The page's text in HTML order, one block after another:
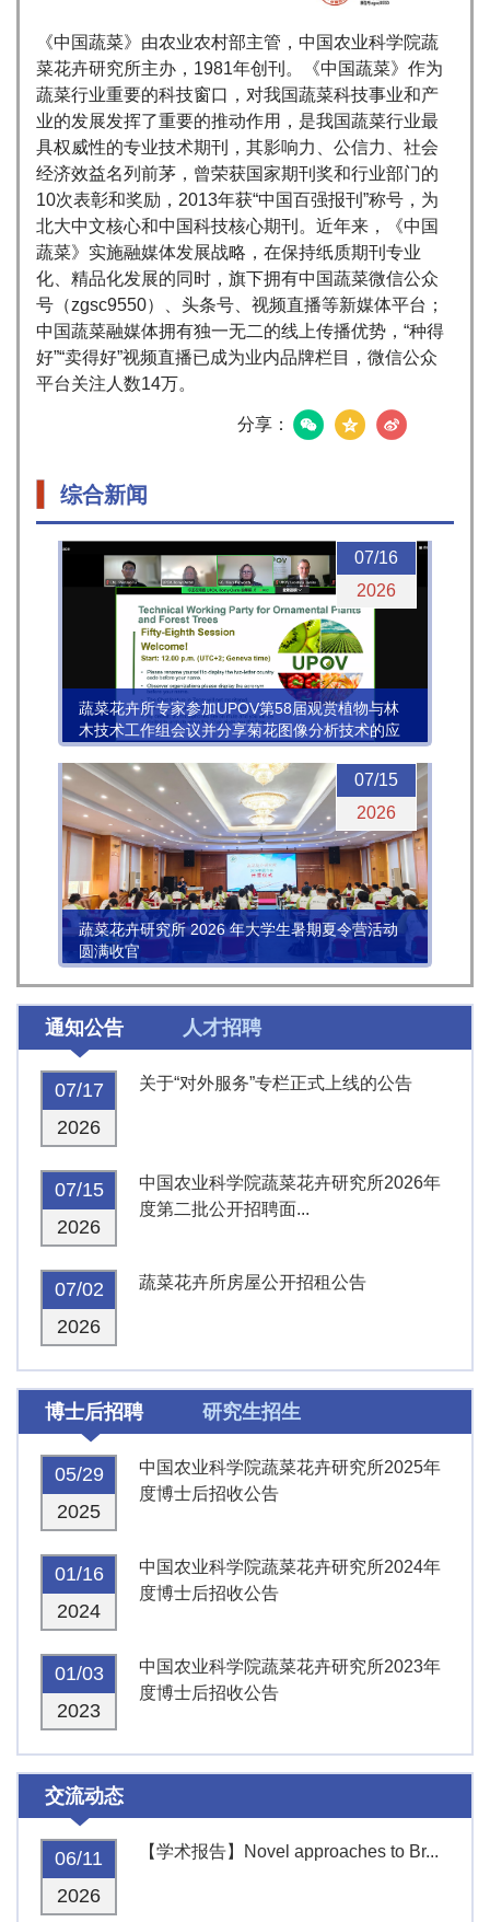
《中国蔬菜》由农业农村部主管，中国农业科学院蔬
菜花卉研究所主办，1981年创刊。《中国蔬菜》作为
蔬菜行业重要的科技窗口，对我国蔬菜科技事业和产
业的发展发挥了重要的推动作用，是我国蔬菜行业最
具权威性的专业技术期刊，其影响力、公信力、社会
经济效益名列前茅，曾荣获国家期刊奖和行业部门的
10次表彰和奖励，2013年获“中国百强报刊”称号，为
北大中文核心和中国科技核心期刊。近年来，《中国
蔬菜》实施融媒体发展战略，在保持纸质期刊专业
化、精品化发展的同时，旗下拥有中国蔬菜微信公众
号（zgsc9550）、头条号、视频直播等新媒体平台；
中国蔬菜融媒体拥有独一无二的线上传播优势，“种得
好”“卖得好”视频直播已成为业内品牌栏目，微信公众
平台关注人数14万。
分享：
综合新闻
07/16
2026
蔬菜花卉所专家参加UPOV第58届观赏植物与林
木技术工作组会议并分享菊花图像分析技术的应
用进展
07/15
2026
蔬菜花卉研究所 2026 年大学生暑期夏令营活动
圆满收官
通知公告 人才招聘
07/17
2026
关于“对外服务”专栏正式上线的公告
07/15
2026
中国农业科学院蔬菜花卉研究所2026年
度第二批公开招聘面...
07/02
2026
蔬菜花卉所房屋公开招租公告
博士后招聘 研究生招生
05/29
2025
中国农业科学院蔬菜花卉研究所2025年
度博士后招收公告
01/16
2024
中国农业科学院蔬菜花卉研究所2024年
度博士后招收公告
01/03
2023
中国农业科学院蔬菜花卉研究所2023年
度博士后招收公告
交流动态
06/11
2026
【学术报告】Novel approaches to Br...